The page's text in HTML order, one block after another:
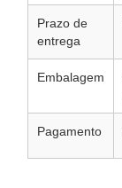
Prazo de
entrega
Embalagem
Pagamento